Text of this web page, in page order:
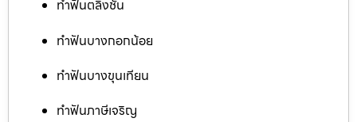
ทำฟันตลิ่งชัน
ทำฟันบางกอกน้อย
ทำฟันบางขุนเทียน
ทำฟันภาษีเจริญ